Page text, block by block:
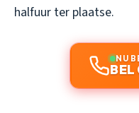
halfuur ter plaatse.
NU